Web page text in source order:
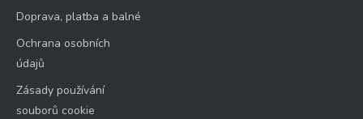
Doprava, platba a balné
Ochrana osobních
údajů
Zásady používání
souborů cookie